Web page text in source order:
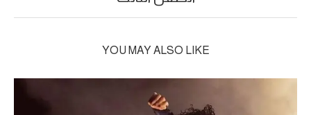
YOU MAY ALSO LIKE